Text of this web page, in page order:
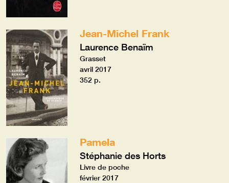
Jean-Michel Frank
Laurence Benaïm
Grasset
avril 2017
352 p.
Pamela
Stéphanie des Horts
Livre de poche
février 2017